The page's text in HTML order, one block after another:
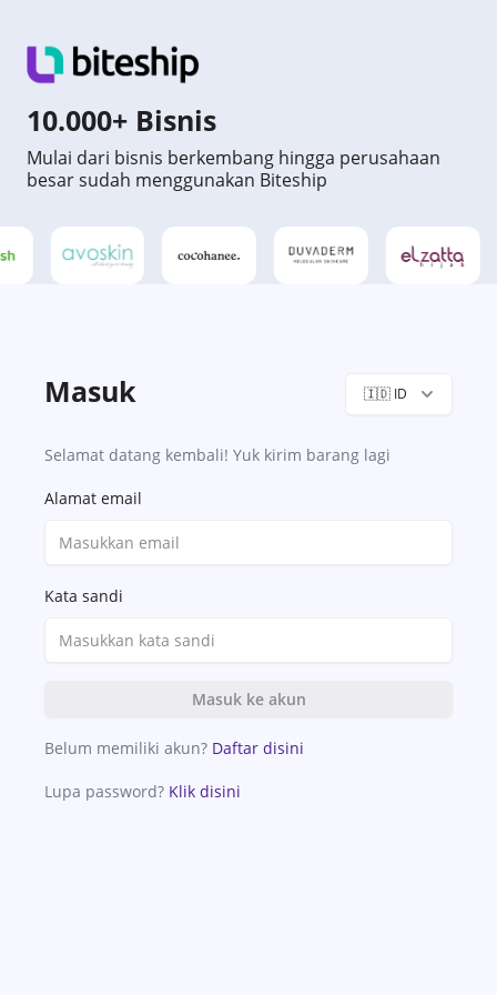
10.000+ Bisnis
Mulai dari bisnis berkembang hingga perusahaan
besar sudah menggunakan Biteship
Masuk 🇮🇩 ID
Selamat datang kembali! Yuk kirim barang lagi
Alamat email
Kata sandi
Masuk ke akun
Belum memiliki akun? Daftar disini
Lupa password? Klik disini